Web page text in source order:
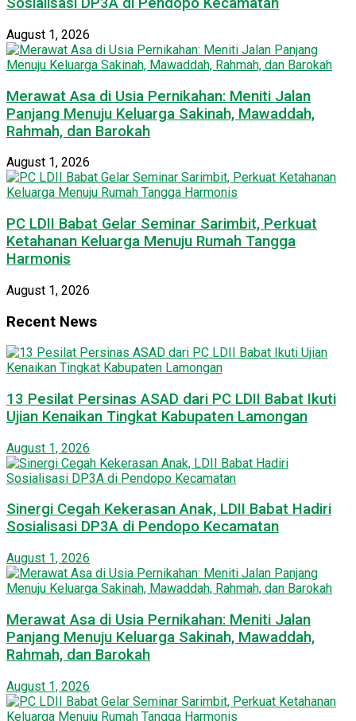
August 1, 2026
Merawat Asa di Usia Pernikahan: Meniti Jalan
Panjang Menuju Keluarga Sakinah, Mawaddah,
Rahmah, dan Barokah
August 1, 2026
PC LDII Babat Gelar Seminar Sarimbit, Perkuat
Ketahanan Keluarga Menuju Rumah Tangga
Harmonis
August 1, 2026
Recent News
13 Pesilat Persinas ASAD dari PC LDII Babat Ikuti
Ujian Kenaikan Tingkat Kabupaten Lamongan
August 1, 2026
Sinergi Cegah Kekerasan Anak, LDII Babat Hadiri
Sosialisasi DP3A di Pendopo Kecamatan
August 1, 2026
Merawat Asa di Usia Pernikahan: Meniti Jalan
Panjang Menuju Keluarga Sakinah, Mawaddah,
Rahmah, dan Barokah
August 1, 2026